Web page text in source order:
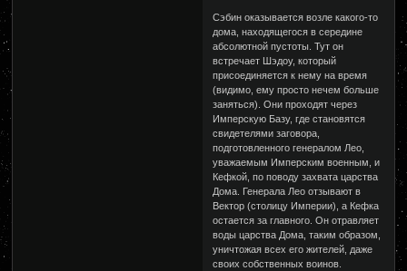
Сэбин оказывается возле какого-то
дома, находящегося в середине
абсолютной пустоты. Тут он
встречает Шэдоу, который
присоединяется к нему на время
(видимо, ему просто нечем больше
заняться). Они проходят через
Имперскую Базу, где становятся
свидетелями заговора,
подготовленного генералом Лео,
уважаемым Имперским военным, и
Кефкой, по поводу захвата царства
Дома. Генерала Лео отзывают в
Вектор (столицу Империи), а Кефка
остается за главного. Он отравляет
воды царства Дома, таким образом,
уничтожая всех его жителей, даже
своих собственных воинов.